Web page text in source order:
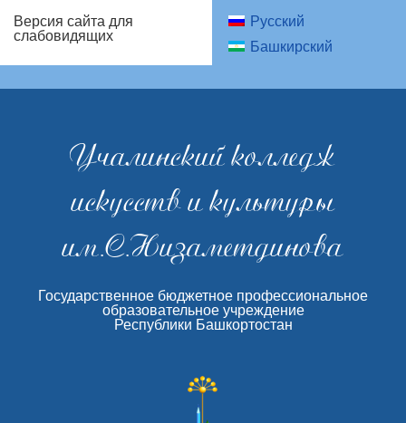
Версия сайта для
слабовидящих
Русский
Башкирский
Учалинский колледж
искусств и культуры
им.С.Низаметдинова
Государственное бюджетное профессиональное
образовательное учреждение
Республики Башкортостан